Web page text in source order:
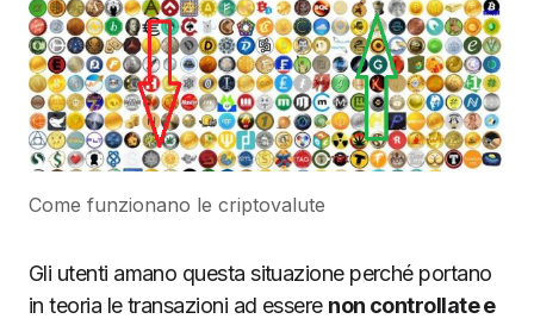
Come funzionano le criptovalute
Gli utenti amano questa situazione perché portano
in teoria le transazioni ad essere non controllate e